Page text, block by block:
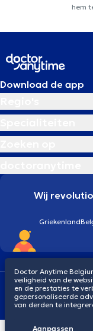
hem
Download de app
Wij
Griekenland
Algemene
Doctor Anytime
veiligheid van de
en de prestaties te
gepersonaliseerde
van derden te
Aanpassen